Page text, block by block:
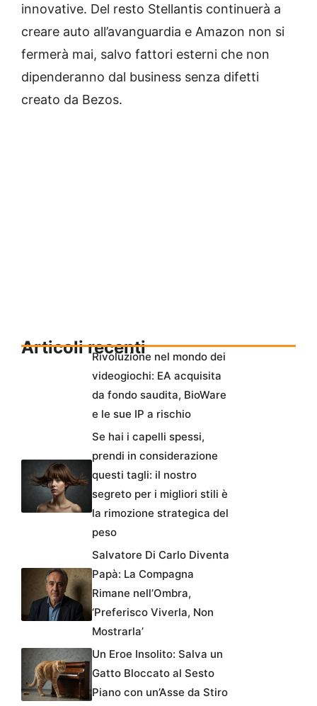
innovative. Del resto Stellantis continuerà a
creare auto all’avanguardia e Amazon non si
fermerà mai, salvo fattori esterni che non
dipenderanno dal business senza difetti
creato da Bezos.
Articoli recentiRivoluzione nel mondo dei
videogiochi: EA acquisita
da fondo saudita, BioWare
e le sue IP a rischio
Se hai i capelli spessi,
prendi in considerazione
questi tagli: il nostro
segreto per i migliori stili è
la rimozione strategica del
peso
Salvatore Di Carlo Diventa
Papà: La Compagna
Rimane nell’Ombra,
‘Preferisco Viverla, Non
Mostrarla’
Un Eroe Insolito: Salva un
Gatto Bloccato al Sesto
Piano con un’Asse da Stiro